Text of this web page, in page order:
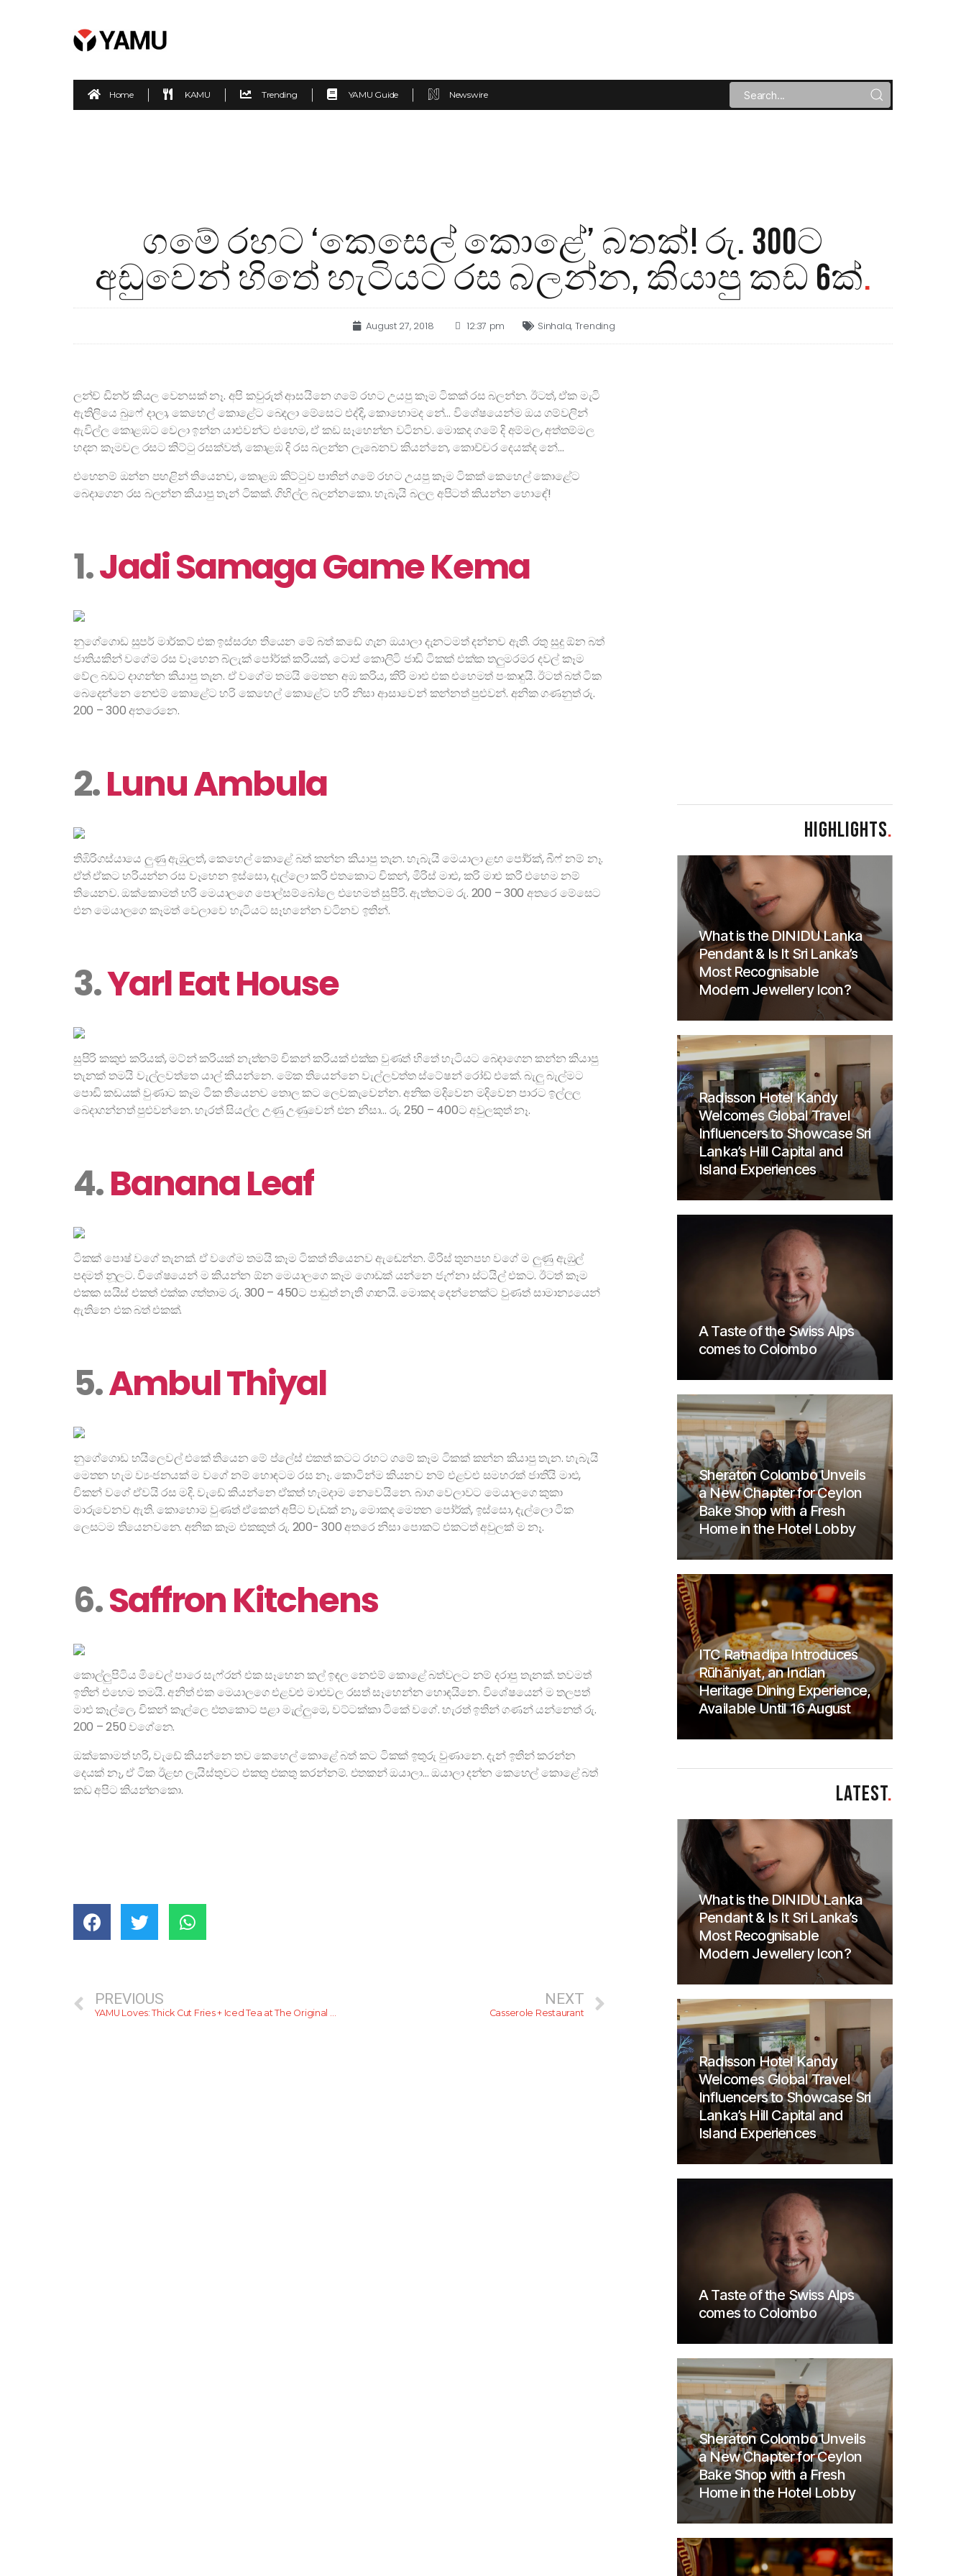
Home KAMU Trending YAMU Guide Newswire
ගමේ රහට ‘කෙසෙල් කොළේ’ බතක්! රු. 300ට
අඩුවෙන් හිතේ හැටියට රස බලන්න, කියාපු කඩ 6ක්.
August 27, 2018 12:37 pm Sinhala, Trending
ලන්ච් ඩිනර් කියල වෙනසක් නෑ. අපි කවුරුත් ආසයිනෙ ගමේ රහට උයපු කෑම ටිකක් රස බලන්න. ඊටත්, ඒක මැටි
ඇතිලියෙ බුෆේ දාලා, කෙහෙල් කොළේට බෙදලා මේසෙට එද්දි, කොහොමද නේ… විශේෂයෙන්ම ඔය ගම්වලින්
ඇවිල්ල කොළඹට වෙලා ඉන්න යාළුවන්ට එහෙම, ඒ කඩ සෑහෙන්න වටිනව. මොකද ගමේ දි අම්මල, අත්තම්මල
හදන කෑමවල රසට කිට්ටු රසක්වත්, කොළඹ දි රස බලන්න ලැබෙනව කියන්නෙ, කොච්චර දෙයක්ද නේ…
එහෙනම් ඔන්න පහළින් තියෙනව, කොළඹ කිට්ටුව පාතින් ගමේ රහට උයපු කෑම ටිකක් කෙහෙල් කොළේට
බෙදාගෙන රස බලන්න කියාපු තැන් ටිකක්. ගිහිල්ල බලන්නකො. හැබැයි බලල අපිටත් කියන්න හොඳේ!
1.Jadi Samaga Game Kema
නුගේගොඩ සුපර් මාර්කට් එක ඉස්සරහ තියෙන මේ බත් කඩේ ගැන ඔයාලා දැනටමත් දන්නව ඇති. රතු සුදු ඕන බත්
ජාතියකින් වගේම රස වෑහෙන බ්ලැක් පෝර්ක් කරියක්, ටොප් කොලිටි ජාඩි ටිකක් එක්ක තලුමරමර දවල් කෑම
වේල බඩට දාගන්න කියාපු තැන. ඒ වගේම තමයි මෙතන අඹ කරිය, කිරි මාළු එක එහෙමත් පංකාදුයි. ඊටත් බත් ටික
බෙදෙන්නෙ නෙළුම් කොළේට හරි කෙහෙල් කොළේට හරි නිසා ආසාවෙන් කන්නත් පුළුවන්. අනික ගණනුත් රු.
200 – 300 අතරෙනෙ.
2.Lunu Ambula
තිඹිරිගස්යායෙ ලුණු ඇඹුලත්, කෙහෙල් කොළේ බත් කන්න කියාපු තැන. හැබැයි මෙයාලා ළඟ පෝර්ක්, බීෆ් නම් නෑ.
ඒත් ඒකට හරියන්න රස වෑහෙන ඉස්සො, දැල්ලො කරි එතකොට චිකන්, මිරිස් මාළු, කරි මාළු කරි එහෙම නම්
තියෙනව. ඔක්කොමත් හරි මෙයාලගෙ පොල්සම්බෝලෙ එහෙමත් සුපිරි. ඇත්තටම රු. 200 – 300 අතරෙ මේසෙට
එන මෙයාලගෙ කෑමත් වෙලාවෙ හැටියට සෑහනේන වටිනව ඉතින්.
3.Yarl Eat House
සුපිරි කකුළු කරියක්, මට්න් කරියක් නැත්නම් චිකන් කරියක් එක්ක වුණත් හිතේ හැටියට බෙදාගෙන කන්න කියාපු
තැනක් තමයි වැල්ලවත්තෙ යාල් කියන්නෙ. මේක තියෙන්නෙ වැල්ලවත්ත ස්ටේෂන් රෝඩ් එකේ. බැලු බැල්මට
පොඩි කඩයක් වුණාට කෑම ටික තියෙනව තොල කට ලෙවකැවෙන්න. අනික මදිවෙන මදිවෙන පාරට ඉල්ලල
බෙදාගන්නත් පුළුවන්නෙ. හැරත් සියල්ල උණු උණුවෙන් එන නිසා… රු. 250 – 400ට අවුලකුත් නෑ.
4.Banana Leaf
ටිකක් පොෂ් වගේ තැනක්. ඒ වගේම තමයි කෑම ටිකත් තියෙනව ඇඬෙන්න. මිරිස් තුනපහ වගේ ම ලුණු ඇඹුල්
පදමත් නූලට. විශේෂයෙන් ම කියන්න ඕන මෙයාලගෙ කෑම ගොඩක් යන්නෙ ජැෆ්නා ස්ටයිල් එකට. ඊටත් කෑම
එකක සයිස් එකත් එක්ක ගත්තාම රු. 300 – 450ට පාඩුත් නැති ගානයි. මොකද දෙන්නෙක්ට වුණත් සාමාන්‍යයෙන්
ඇතිනෙ එක බත් එකක්.
5.Ambul Thiyal
නුගේගොඩ හයිලෙවල් එකේ තියෙන මේ ප්ලේස් එකත් කටට රහට ගමේ කෑම ටිකක් කන්න කියාපු තැන. හැබැයි
මෙතන හැම ව්‍යංජනයක් ම වගේ නම් හොඳටම රස නෑ. කොටින්ම කියනව නම් එළවළු සමහරක් ජාතියි මාළු,
චිකන් වගේ ඒවයි රස මදි. වැඩේ කියන්නෙ ඒකත් හැමදාම නෙවෙයිනෙ. බාග වෙලාවට මෙයාලගෙ කුකා
මාරුවෙනව ඇති. කොහොම වුණත් ඒකෙන් අපිට වැඩක් නෑ, මොකද මෙතන පෝර්ක්, ඉස්සො, දැල්ලො ටික
ලෙසටම තියෙනවනෙ. අනික කෑම එකකුත් රු. 200- 300 අතරෙ නිසා පොකට් එකටත් අවුලක් ම නෑ.
6.Saffron Kitchens
කොල්ලුපිටිය මිචෙල් පාරෙ සැෆ්රන් එක සෑහෙන කල් ඉඳල නෙළුම් කොළේ බත්වලට නම් දරාපු තැනක්. තවමත්
ඉතින් එහෙම තමයි. අනිත් එක මෙයාලගෙ එළවළු මාළුවල රසත් සෑහෙන්න හොඳයිනෙ. විශේෂයෙන් ම තලපත්
මාළු කෑල්ලෙ, චිකන් කෑල්ලෙ එතකොට පළා මැල්ලුමෙ, වට්ටක්කා ටිකේ වගේ. හැරත් ඉතින් ගණන් යන්නෙත් රු.
200 – 250 වගේනෙ.
ඔක්කොමත් හරි, වැඩේ කියන්නෙ තව කෙහෙල් කොළේ බත් කට ටිකක් ඉතුරු වුණානෙ. දැන් ඉතින් කරන්න
දෙයක් නෑ, ඒ ටික ඊළඟ ලැයිස්තුවට එකතු එකතු කරන්නම්. එතකන් ඔයාලා… ඔයාලා දන්න කෙහෙල් කොළේ බත්
කඩ අපිට කියන්නකො.
PREVIOUS
YAMU Loves: Thick Cut Fries + Iced Tea at The Original Rocket Burger
NEXT
Casserole Restaurant
HIGHLIGHTS.
What is the DINIDU Lanka
Pendant & Is It Sri Lanka’s
Most Recognisable
Modern Jewellery Icon?
Radisson Hotel Kandy
Welcomes Global Travel
Influencers to Showcase Sri
Lanka’s Hill Capital and
Island Experiences
A Taste of the Swiss Alps
comes to Colombo
Sheraton Colombo Unveils
a New Chapter for Ceylon
Bake Shop with a Fresh
Home in the Hotel Lobby
ITC Ratnadipa Introduces
Rūhāniyat, an Indian
Heritage Dining Experience,
Available Until 16 August
LATEST.
What is the DINIDU Lanka
Pendant & Is It Sri Lanka’s
Most Recognisable
Modern Jewellery Icon?
Radisson Hotel Kandy
Welcomes Global Travel
Influencers to Showcase Sri
Lanka’s Hill Capital and
Island Experiences
A Taste of the Swiss Alps
comes to Colombo
Sheraton Colombo Unveils
a New Chapter for Ceylon
Bake Shop with a Fresh
Home in the Hotel Lobby